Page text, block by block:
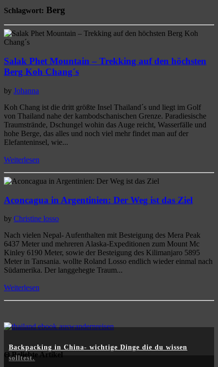
Schlagwort: Berg
Salak Phet Mountain – Trekking auf den höchsten
Berg Koh Chang´s
by Johanna
Koh Chang ist die dritt größte Insel Thailand´s und liegt im Golf
von Thailand nahe der kambodschanischen Grenze. Paradiesische
Traumstrände, Dschungel wohin das Auge reicht, Wasserfälle und
hohe Berge, das alles und noch viel mehr findet man auf der
Elefanteninsel, wie...
Weiterlesen
Aconcagua in Argentinien: Der Weg ist das Ziel
by Christine losso
Nach vielen Nepal- Aufenthalten mit Besteigung des Mera Peak
6437 Meter und mehreren Alaska-Expeditionen zum Mount Mc
Kinley 6190 Meter, sowie der Besteigung des Kilimanjaro 5895
Meter in Tansania. wollte Roland Losso endlich wieder einmal nach
Südamerika. Der langgehegte Traum...
Weiterlesen
Θ Beliebte Artikel
Backpacking in China- wichtige Dinge die du wissen
solltest.